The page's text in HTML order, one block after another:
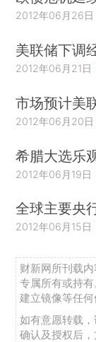
2012年06月26日
美联储下调
2012年06月21日
市场预计美
2012年06月20日
希腊大选乐
2012年06月19日
全球主要央
2012年06月15日
财新网所刊载
专属所有或持
建立镜像等任何
如有意愿转载
确认及授权后，